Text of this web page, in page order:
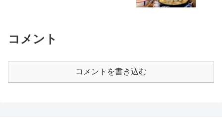
コメント
コメントを書き込む